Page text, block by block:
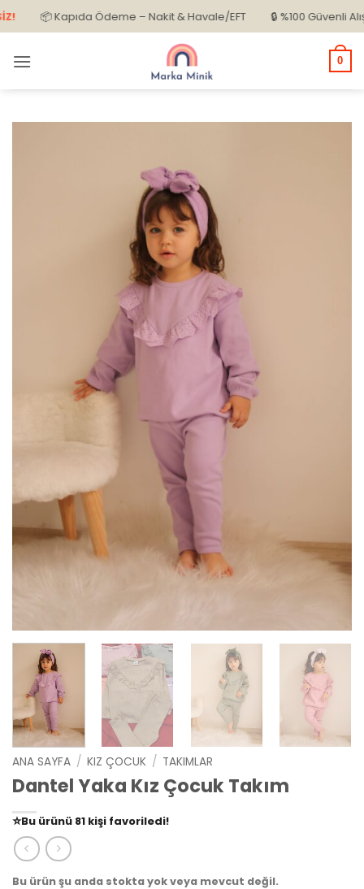
İçeriğe
atla
📦 Kapıda Ödeme – Nakit & Havale/EFT 🔒 %100 Güvenli Alışveriş
0
ANA SAYFA / KIZ ÇOCUK / TAKIMLAR
Dantel Yaka Kız Çocuk Takım
⭐️Bu ürünü 81 kişi favoriledi!
🛒39 kişisepetine ekledi!
✅ Bugün 14 adet
Bu ürün şu anda stokta yok veya mevcut değil.